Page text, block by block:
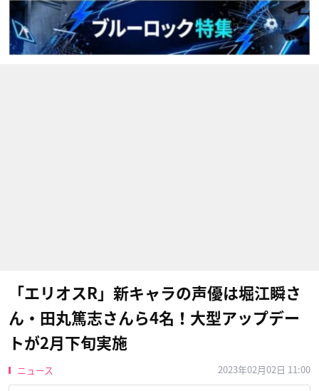
「エリオスR」新キャラの声優は堀江瞬さ
ん・田丸篤志さんら4名！大型アップデー
トが2月下旬実施
ニュース 2023年02月02日 11:00